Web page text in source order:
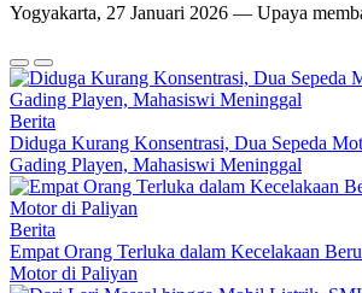
Yogyakarta, 27 Januari 2026 — Upaya
Berita
Diduga Kurang Konsentrasi, Dua Sepeda
Gading Playen, Mahasiswi Meninggal
Berita
Empat Orang Terluka dalam Kecelakaan
Motor di Paliyan